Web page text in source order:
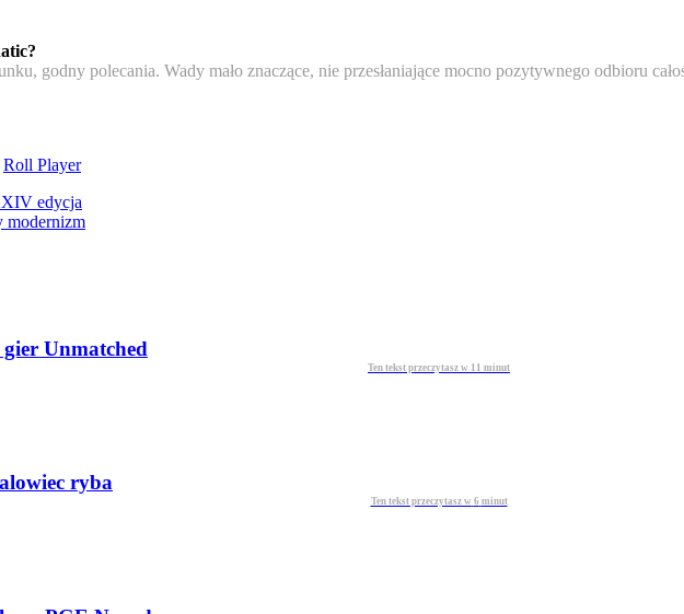
godny polecania. Wady mało znaczące, nie przesłaniające mocno pozytywnego odbioru
Roll Player
edycja
modernizm
Unmatched
Ten tekst przeczytasz w 11 minut
ryba
Ten tekst przeczytasz w 6 minut